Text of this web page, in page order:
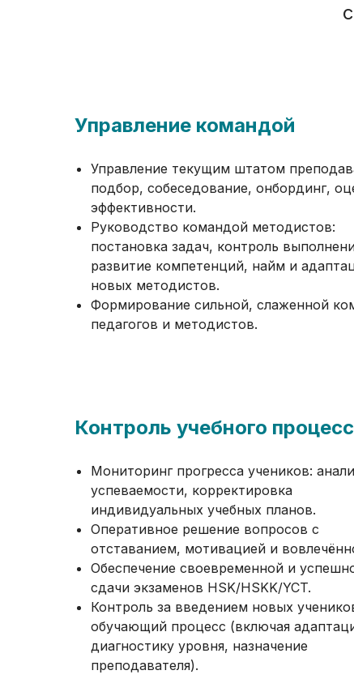
Управление командой
Управление текущим штатом
подбор, собеседование, онбординг,
эффективности.
Руководство командой методистов:
постановка задач, контроль
развитие компетенций, найм и
новых методистов.
Формирование сильной, слаженной
педагогов и методистов.
Контроль учебного
Мониторинг прогресса учеников:
успеваемости, корректировка
индивидуальных учебных планов.
Оперативное решение вопросов с
отставанием, мотивацией и
Обеспечение своевременной и
сдачи экзаменов HSK/HSKK/YCT.
Контроль за введением новых
обучающий процесс (включая
диагностику уровня, назначение
преподавателя).